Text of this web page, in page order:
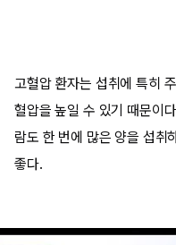
고혈압 환자는 섭취에 특히
혈압을 높일 수 있기 때문이
람도 한 번에 많은 양을 섭취
좋다.